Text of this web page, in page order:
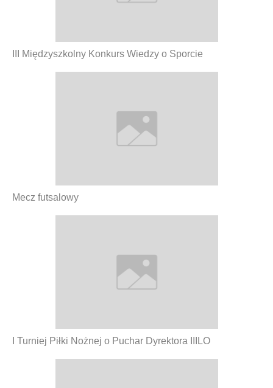
III Międzyszkolny Konkurs Wiedzy o Sporcie
Mecz futsalowy
I Turniej Piłki Nożnej o Puchar Dyrektora IIILO